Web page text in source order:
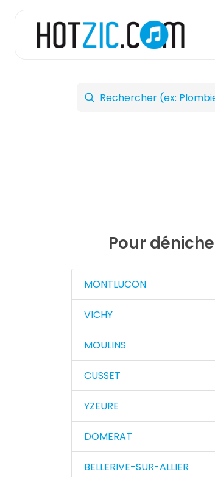
Pour
MONTLUCON
VICHY
MOULINS
CUSSET
YZEURE
DOMERAT
BELLERIVE-SUR-ALLIER